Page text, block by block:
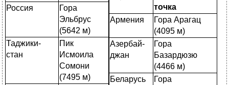
Россия
Гора
Эльбрус
(5642 м)
Таджики-
стан
Пик
Исмоила
Сомони
(7495 м)
точка
Армения
Гора Арагац
(4095 м)
Азербай-
джан
Гора
Базардюзю
(4466 м)
Беларусь
Гора